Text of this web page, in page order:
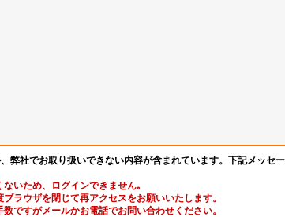
弊社でお取り扱いできない内容が含まれています。下記メッセ
いため、ログインできません｡
ラウザを閉じて再アクセスをお願いいたします。
ですがメールかお電話でお問い合わせください。